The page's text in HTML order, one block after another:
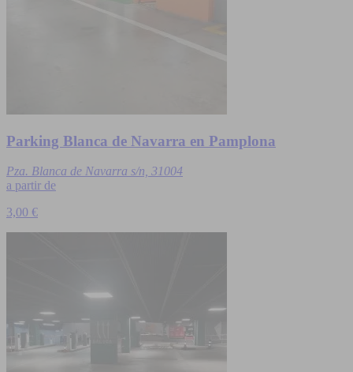
Parking Blanca de Navarra en Pamplona
Pza. Blanca de Navarra s/n, 31004
a partir de
3,00 €